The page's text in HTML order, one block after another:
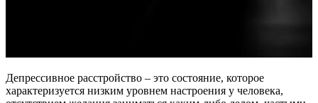
Депрессивное расстройство – это состояние, которое
характеризуется низким уровнем настроения у человека,